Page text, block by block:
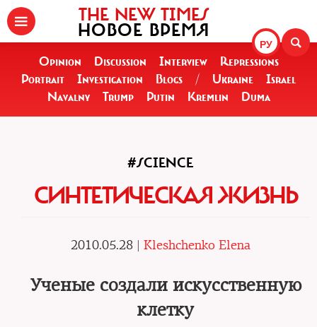
РУ
THE NEW TIMES
НОВОЕ ВРЕМЯ
Opinion Discussion Interview
Repressions
Portrait
Investigation Blogs / Ukraine
Israel
Navalny
Trump Putin Kremlin Duma
#SCIENCE
СИНТЕТИЧЕСКАЯ ЖИЗНЬ
2010.05.28 | Kleshchenko Elena
Ученые создали искусственную
клетку